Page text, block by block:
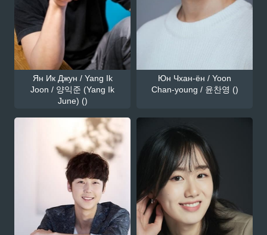
Ян Ик Джун / Yang Ik
Joon / 양익준 (Yang Ik
June) ()
Юн Чхан-ён / Yoon
Chan-young / 윤찬영 ()